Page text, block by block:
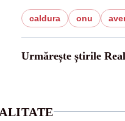
caldura onu
Urmărește știrile